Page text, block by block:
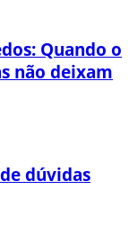
Quando o
não deixam
dúvidas